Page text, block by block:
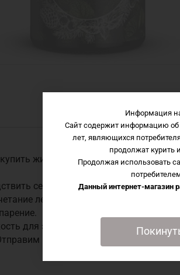
Описание
жидкость Хвоя Ягоды by TEA
себе свежезаваренный чай в
лесных год, черного чая и не
для электронных сигарет(вейпов,
в день заказа, доставка по
Информация
Сайт содержит информацию об
лет, являющихся
продолжат курить
Продолжая использовать
Данный интернет-магазин